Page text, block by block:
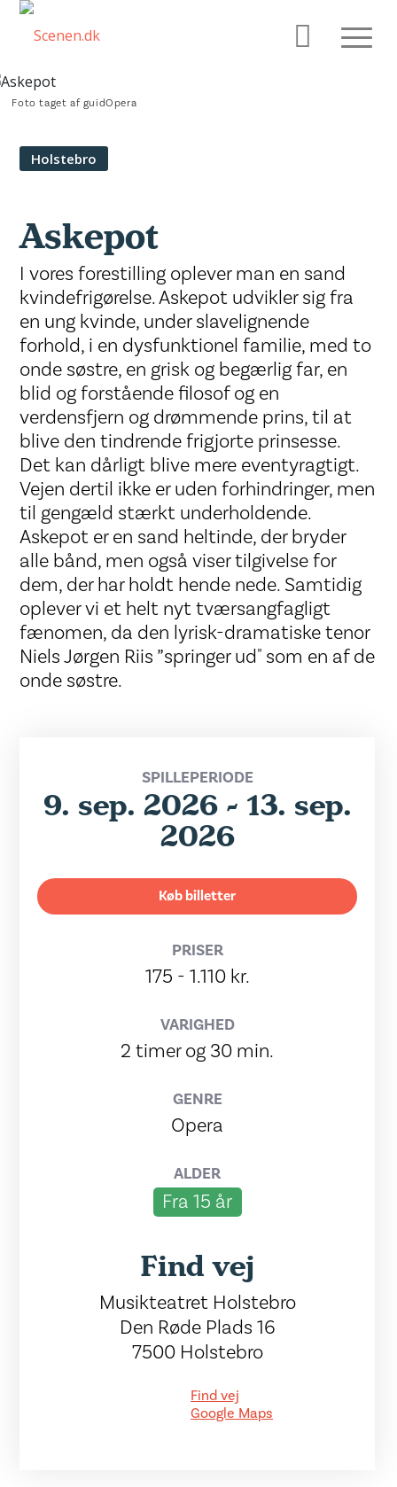
Foto taget af guidOpera
Holstebro
Askepot
I vores forestilling oplever man en sand
kvindefrigørelse. Askepot udvikler sig fra
en ung kvinde, under slavelignende
forhold, i en dysfunktionel familie, med to
onde søstre, en grisk og begærlig far, en
blid og forstående filosof og en
verdensfjern og drømmende prins, til at
blive den tindrende frigjorte prinsesse.
Det kan dårligt blive mere eventyragtigt.
Vejen dertil ikke er uden forhindringer, men
til gengæld stærkt underholdende.
Askepot er en sand heltinde, der bryder
alle bånd, men også viser tilgivelse for
dem, der har holdt hende nede. Samtidig
oplever vi et helt nyt tværsangfagligt
fænomen, da den lyrisk-dramatiske tenor
Niels Jørgen Riis ”springer ud" som en af de
onde søstre.
SPILLEPERIODE
9. sep. 2026 - 13. sep.
2026
Køb billetter
PRISER
175 - 1.110 kr.
VARIGHED
2 timer og 30 min.
GENRE
Opera
ALDER
Fra 15 år
Find vej
Musikteatret Holstebro
Den Røde Plads 16
7500 Holstebro
Find vej
Google Maps